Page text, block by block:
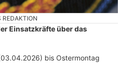
REDAKTION
Einsatzkräfte über das
bis Ostermontag